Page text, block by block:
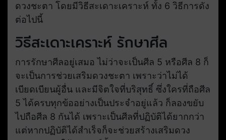
ดวงชะตา โดยมีวิธีสะเดาะเคราะห์ ทั้ง 6 วิธีการดัง
ต่อไปนี้
วิธีสะเดาะเคราะห์ รักษาศีล
การรักษาศีลอยู่เสมอ ไม่ว่าจะเป็นศีล 5 หรือศีล 8 ก็
จะเป็นการช่วยเสริมดวงชะตา เพราะว่าไม่ได้
เบียดเบียนผู้อื่น และมีจิตใจที่บริสุทธิ์ ซึ่งใครที่ถือศีล
5 ได้ครบทุกข้ออย่างเป็นประจำอยู่แล้ว ก็ลองขยับ
ไปถือศีล 8 กันได้ เพราะเป็นศีลที่ปฏิบัติได้ยากกว่า
แต่หากปฏิบัติได้สำเร็จก็จะช่วยสร้างเสริมดวง